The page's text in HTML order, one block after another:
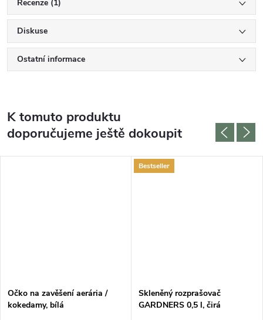
Recenze (1)
Diskuse
Ostatní informace
K tomuto produktu
doporučujeme ještě dokoupit
Očko na zavěšení aerária /
kokedamy, bílá
Bestseller
Skleněný rozprašovač
GARDNERS 0,5 l, čirá